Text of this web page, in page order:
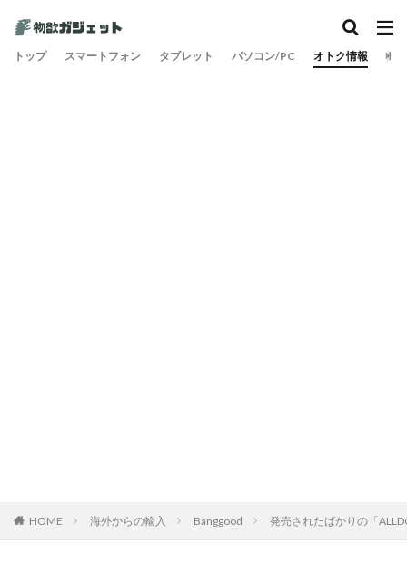
トップ スマートフォン タブレット パソコン/PC オトク情報 旅
HOME 海外からの輸入 Banggood 発売されたばかりの「